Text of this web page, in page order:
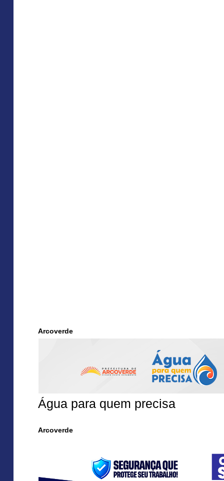
Arcoverde
Água para quem precisa
Arcoverde